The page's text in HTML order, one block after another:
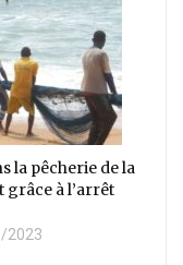
la pêcherie de la
grâce à l’arrêt
2023